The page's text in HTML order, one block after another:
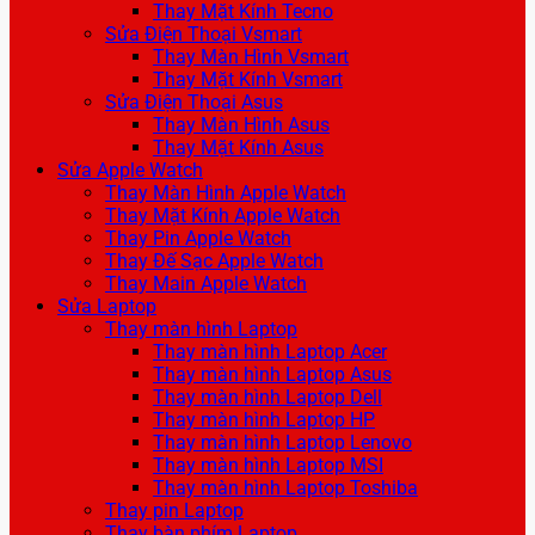
Thay Mặt Kính Tecno
Sửa Điện Thoại Vsmart
Thay Màn Hình Vsmart
Thay Mặt Kính Vsmart
Sửa Điện Thoại Asus
Thay Màn Hình Asus
Thay Mặt Kính Asus
Sửa Apple Watch
Thay Màn Hình Apple Watch
Thay Mặt Kính Apple Watch
Thay Pin Apple Watch
Thay Đế Sạc Apple Watch
Thay Main Apple Watch
Sửa Laptop
Thay màn hình Laptop
Thay màn hình Laptop Acer
Thay màn hình Laptop Asus
Thay màn hình Laptop Dell
Thay màn hình Laptop HP
Thay màn hình Laptop Lenovo
Thay màn hình Laptop MSI
Thay màn hình Laptop Toshiba
Thay pin Laptop